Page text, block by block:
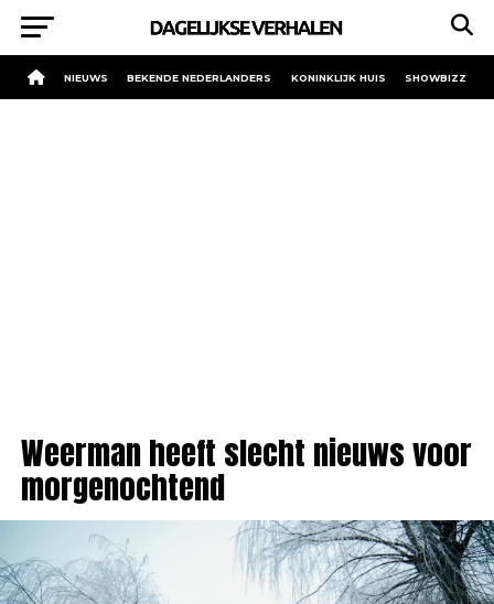
NIEUWS BEKENDE NEDERLANDERS KONINKLIJK HUIS SHOWBIZZ
Weerman heeft slecht nieuws voor
morgenochtend